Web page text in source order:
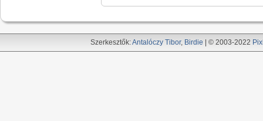
Szerkesztők:Antalóczy Tibor, Birdie | © 2003-2022